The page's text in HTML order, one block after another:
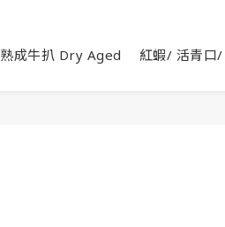
熟成牛扒 Dry Aged 紅蝦/ 活青口